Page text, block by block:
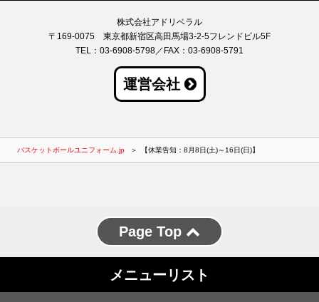
株式会社アドリベラル
〒169-0075 東京都新宿区高田馬場3-2-5フレンドビル5F
TEL：03-6908-5798／FAX：03-6908-5791
運営会社
バスケットボールユニフォーム.jp 【休業告知：8月8日(土)～16日(日)】
Page Top
メニューリスト